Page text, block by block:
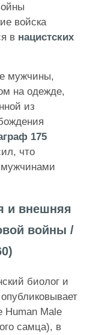
войска
в нацистских
мужчины,
на одежде,
из
175
что
и внешняя
войны /
биолог и
Human Male
самца), в